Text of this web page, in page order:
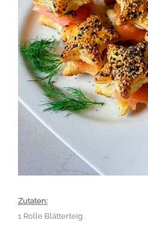
Zutaten:
1 Rolle Blätterteig